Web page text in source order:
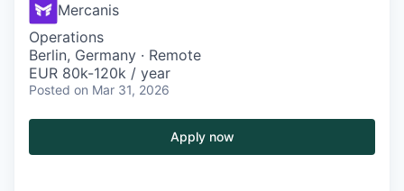
Mercanis
Operations
Berlin, Germany · Remote
EUR 80k-120k / year
Posted on Mar 31, 2026
Apply now